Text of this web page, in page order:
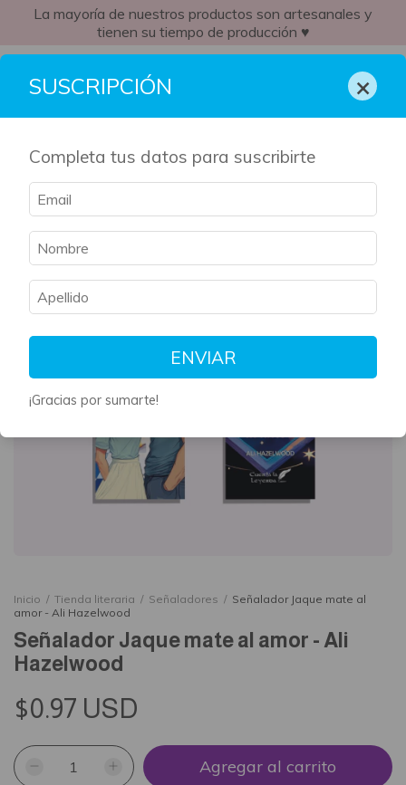
La mayoría de nuestros productos son artesanales y
tienen su tiempo de producción ♥
Inicio / Tienda literaria / Señaladores / Señalador Jaque mate al
amor - Ali Hazelwood
Señalador Jaque mate al amor - Ali
Hazelwood
$0.97 USD
SUSCRIPCIÓN ×
Completa tus datos para suscribirte
ENVIAR
¡Gracias por sumarte!